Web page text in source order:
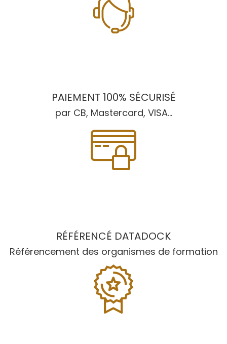
PAIEMENT 100% SÉCURISÉ
par CB, Mastercard, VISA...
RÉFÉRENCÉ DATADOCK
Référencement des organismes de formation